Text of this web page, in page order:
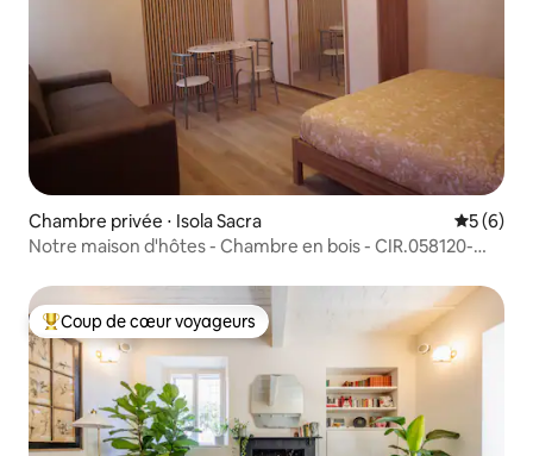
Chambre privée ⋅ Isola Sacra
5 (6)
Notre maison d'hôtes - Chambre en bois - CIR.058120-
Coups de cœur voyageurs les plus appréciés
Coup de cœur voyageurs